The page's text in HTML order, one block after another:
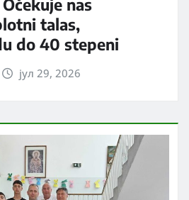
Očekuje nas
talas,
do 40 stepeni
јул 29, 2026